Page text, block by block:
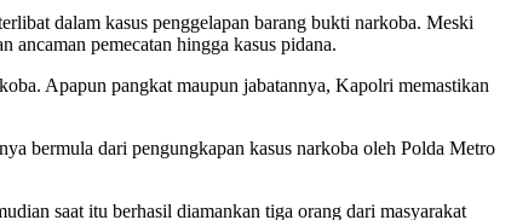
dalam kasus penggelapan barang bukti narkoba. Meski
pemecatan hingga kasus pidana.
Apapun pangkat maupun jabatannya, Kapolri memastikan
bermula dari pengungkapan kasus narkoba oleh Polda Metro
saat itu berhasil diamankan tiga orang dari masyarakat